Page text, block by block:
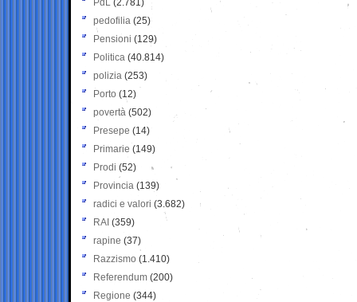
PdL (2.781)
pedofilia (25)
Pensioni (129)
Politica (40.814)
polizia (253)
Porto (12)
povertà (502)
Presepe (14)
Primarie (149)
Prodi (52)
Provincia (139)
radici e valori (3.682)
RAI (359)
rapine (37)
Razzismo (1.410)
Referendum (200)
Regione (344)